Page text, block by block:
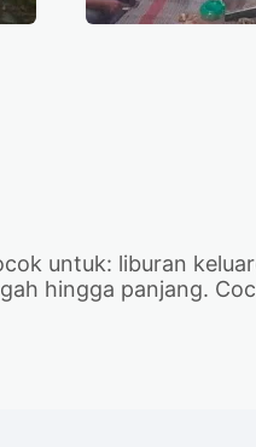
untuk: liburan
hingga panjang.